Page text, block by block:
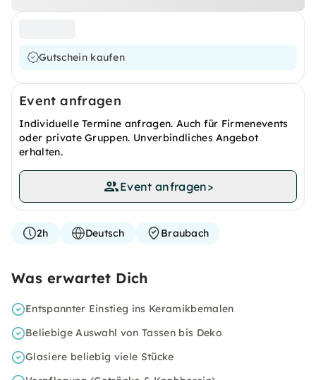
Gutschein kaufen
Event anfragen
Individuelle Termine anfragen. Auch für Firmenevents
oder private Gruppen. Unverbindliches Angebot
erhalten.
Event anfragen>
2h Deutsch Braubach
Was erwartet Dich
Entspannter Einstieg ins Keramikbemalen
Beliebige Auswahl von Tassen bis Deko
Glasiere beliebig viele Stücke